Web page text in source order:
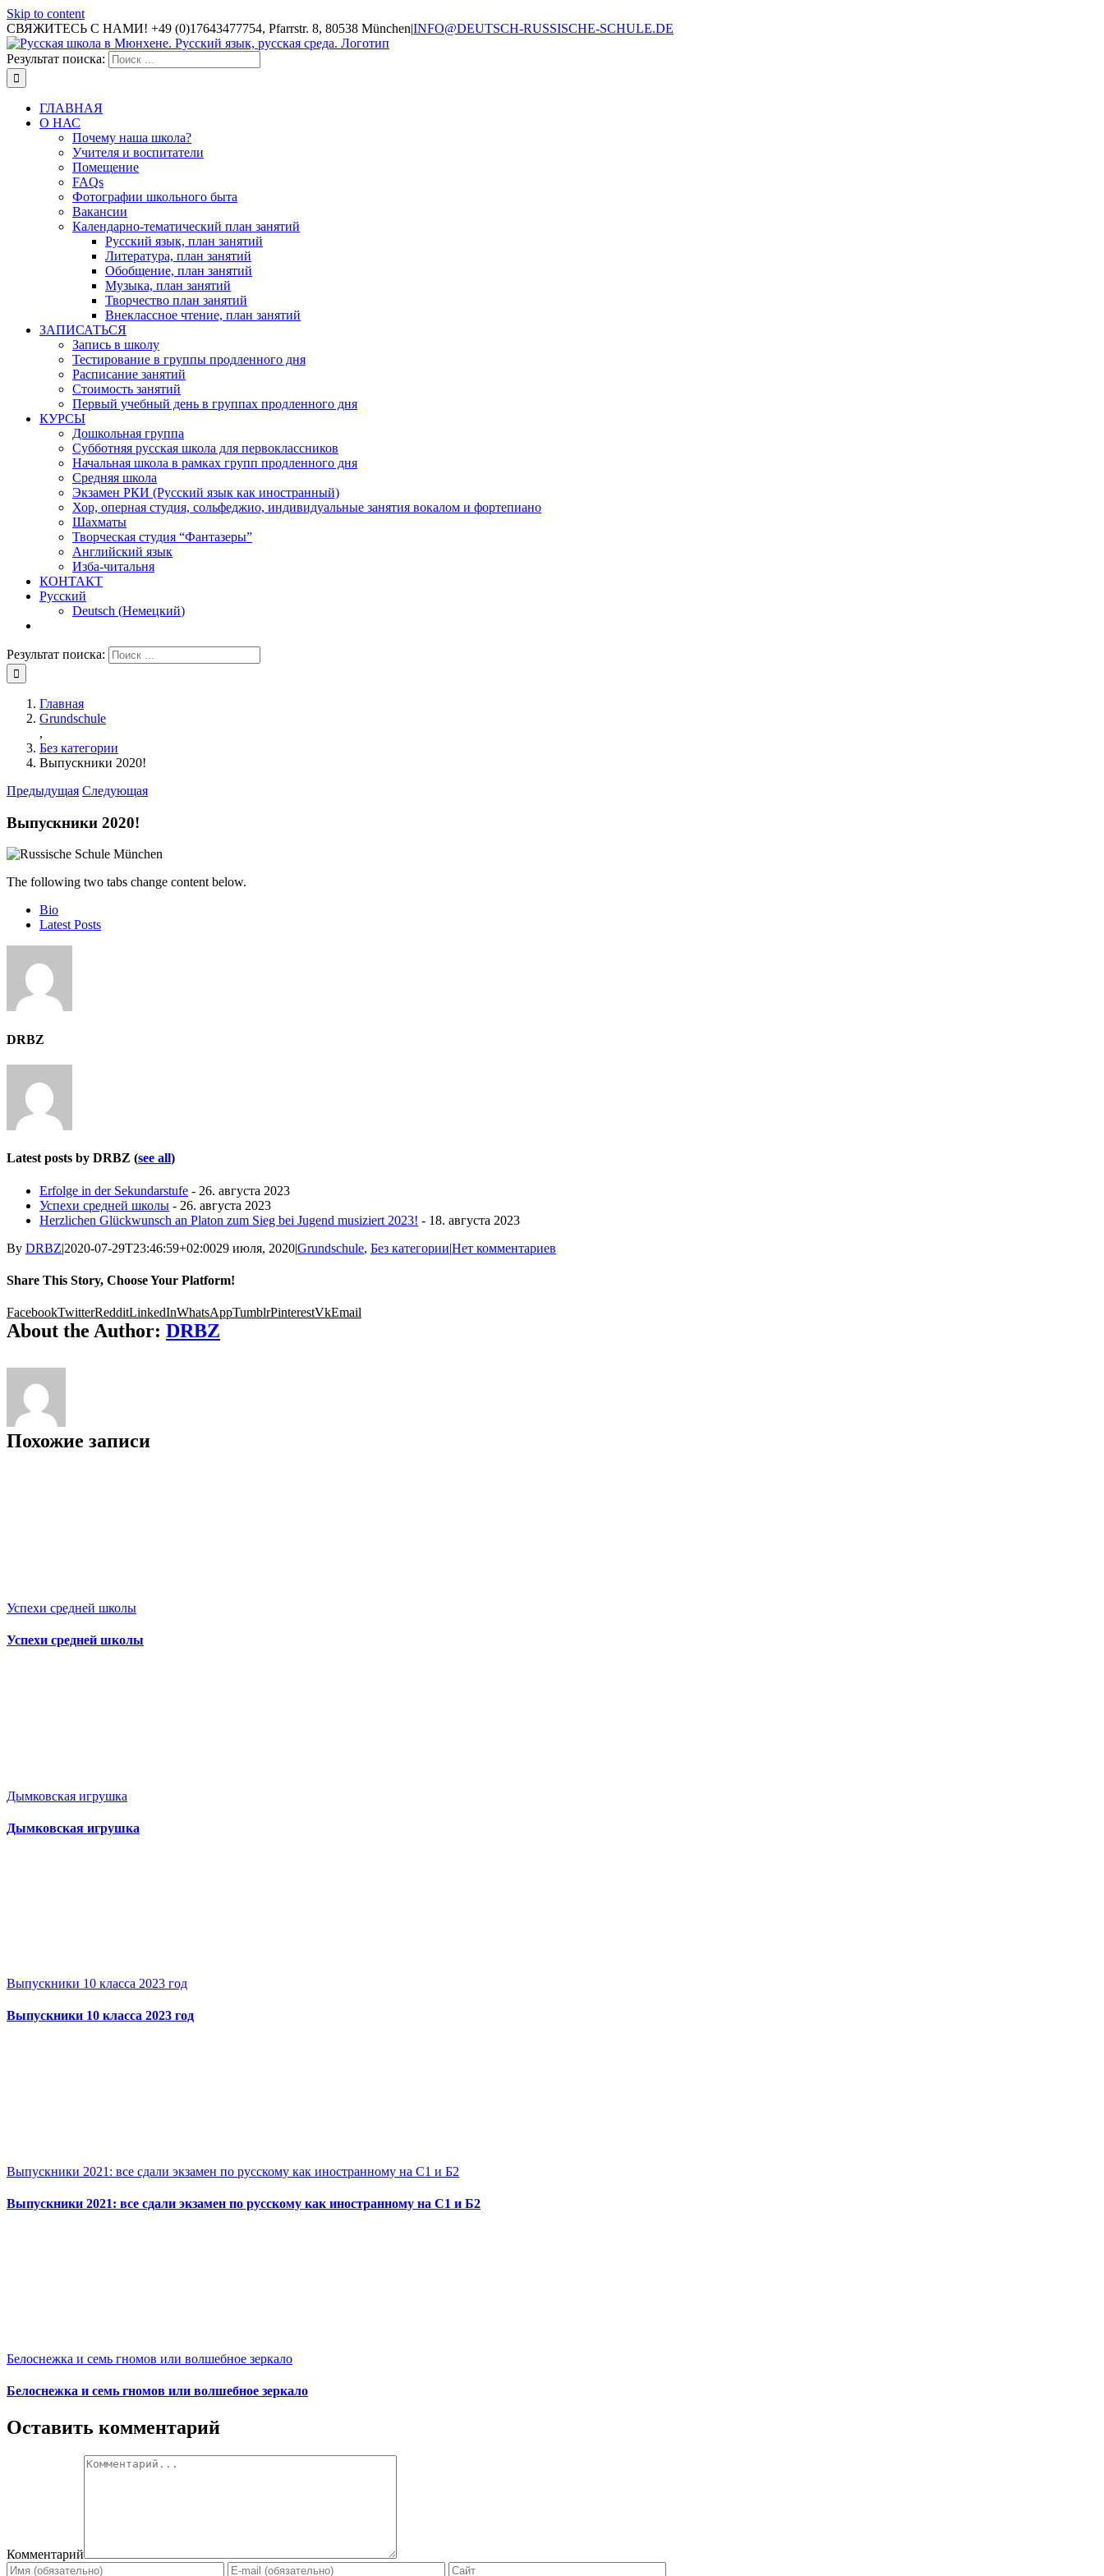
Skip to content
СВЯЖИТЕСЬ С НАМИ! +49 (0)17643477754, Pfarrstr. 8, 80538 München|INFO@DEUTSCH-RUSSISCHE-SCHULE.DE
Результат поиска:
ГЛАВНАЯ
О НАС
Почему наша школа?
Учителя и воспитатели
Помещение
FAQs
Фотографии школьного быта
Вакансии
Календарно-тематический план занятий
Русский язык, план занятий
Литература, план занятий
Обобщение, план занятий
Музыка, план занятий
Творчество план занятий
Внеклассное чтение, план занятий
ЗАПИСАТЬСЯ
Запись в школу
Тестирование в группы продленного дня
Расписание занятий
Стоимость занятий
Первый учебный день в группах продленного дня
КУРСЫ
Дошкольная группа
Субботняя русская школа для первоклассников
Начальная школа в рамках групп продленного дня
Средняя школа
Экзамен РКИ (Русский язык как иностранный)
Хор, оперная студия, сольфеджио, индивидуальные занятия вокалом и фортепиано
Шахматы
Творческая студия “Фантазеры”
Английский язык
Изба-читальня
КОНТАКТ
Русский
Deutsch (Немецкий)
Результат поиска:
Главная
Grundschule
,
Без категории
Выпускники 2020!
Предыдущая Следующая
Выпускники 2020!
The following two tabs change content below.
Bio
Latest Posts
DRBZ
Latest posts by DRBZ (see all)
Erfolge in der Sekundarstufe - 26. августа 2023
Успехи средней школы - 26. августа 2023
Herzlichen Glückwunsch an Platon zum Sieg bei Jugend musiziert 2023! - 18. августа 2023
By DRBZ|2020-07-29T23:46:59+02:0029 июля, 2020|Grundschule, Без категории|Нет комментариев
Share This Story, Choose Your Platform!
FacebookTwitterRedditLinkedInWhatsAppTumblrPinterestVkEmail
About the Author: DRBZ
Похожие записи
Успехи средней школы
Успехи средней школы
Дымковская игрушка
Дымковская игрушка
Выпускники 10 класса 2023 год
Выпускники 10 класса 2023 год
Выпускники 2021: все сдали экзамен по русскому как иностранному на С1 и Б2
Выпускники 2021: все сдали экзамен по русскому как иностранному на С1 и Б2
Белоснежка и семь гномов или волшебное зеркало
Белоснежка и семь гномов или волшебное зеркало
Оставить комментарий
Комментарий